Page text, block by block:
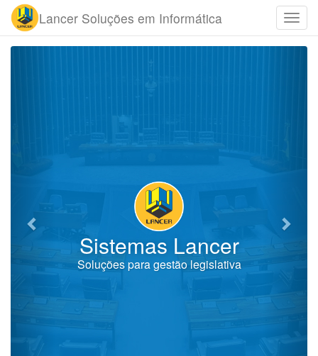
Lancer Soluções em Informática
Sistemas Lancer
Soluções para gestão legislativa